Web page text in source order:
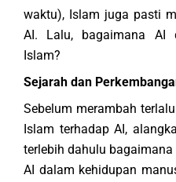
waktu), Islam juga pasti
AI. Lalu, bagaimana AI
Islam?
Sejarah dan
Sebelum merambah
Islam terhadap AI,
terlebih dahulu
AI dalam kehidupan